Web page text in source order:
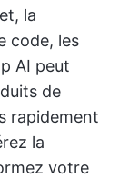
la
code, les
AI peut
de
rapidement
la
votre